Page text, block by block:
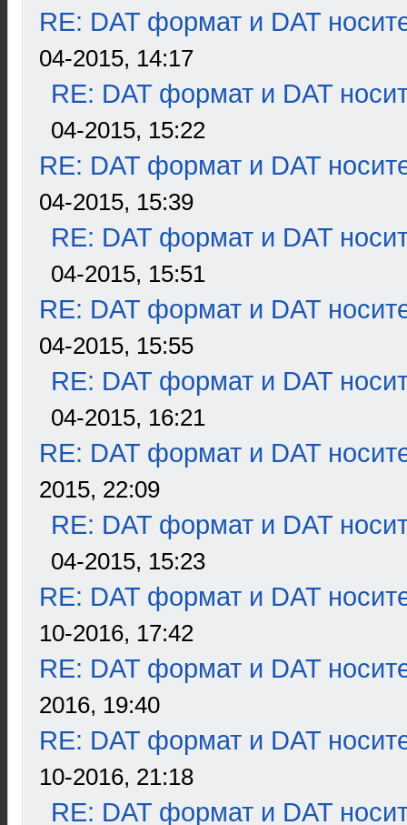
RE: DAT формат и DAT
04-2015, 14:17
RE: DAT формат и DAT
04-2015, 15:22
RE: DAT формат и DAT
04-2015, 15:39
RE: DAT формат и DAT
04-2015, 15:51
RE: DAT формат и DAT
04-2015, 15:55
RE: DAT формат и DAT
04-2015, 16:21
RE: DAT формат и DAT
2015, 22:09
RE: DAT формат и DAT
04-2015, 15:23
RE: DAT формат и DAT
10-2016, 17:42
RE: DAT формат и DAT
2016, 19:40
RE: DAT формат и DAT
10-2016, 21:18
RE: DAT формат и DAT